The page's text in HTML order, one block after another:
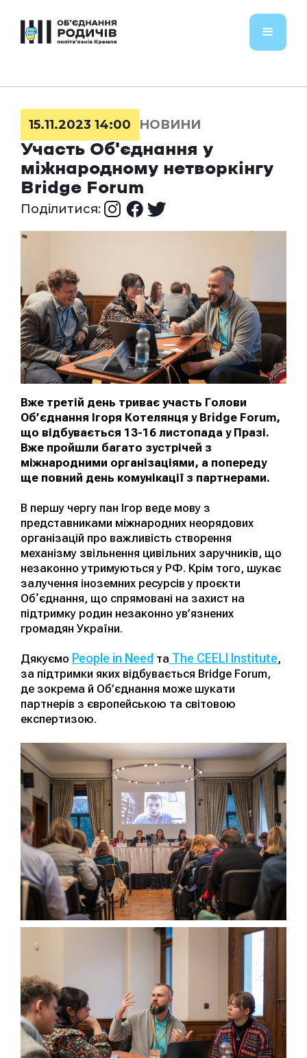
15.11.2023 14:00
НОВИНИ
Участь Об'єднання у
міжнародному нетворкінгу
Bridge Forum
Поділитися:
Вже третій день триває участь Голови
Об’єднання Ігоря Котелянця у Bridge Forum,
що відбувається 13-16 листопада у Празі.
Вже пройшли багато зустрічей з
міжнародними організаціями, а попереду
ще повний день комунікації з партнерами.
В першу чергу пан Ігор веде мову з
представниками міжнародних неорядових
організацій про важливість створення
механізму звільнення цивільних заручників, що
незаконно утримуються у РФ. Крім того, шукає
залучення іноземних ресурсів у проєкти
Обʼєднання, що спрямовані на захист на
підтримку родин незаконно ув’язнених
громадян України.
Дякуємо People in Need та The CEELI Institute,
за підтримки яких відбувається Bridge Forum,
де зокрема й Об’єднання може шукати
партнерів з європейською та світовою
експертизою.